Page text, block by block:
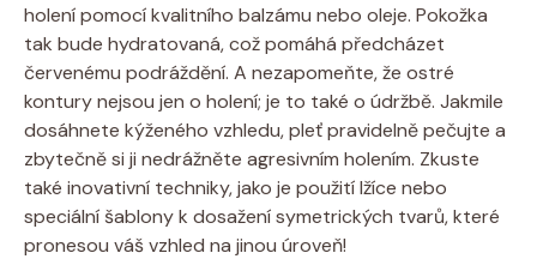
holení pomocí kvalitního balzámu nebo oleje. Pokožka
tak bude hydratovaná, což pomáhá předcházet
červenému podráždění. A nezapomeňte, že ostré
kontury nejsou jen o holení; je to také o údržbě. Jakmile
dosáhnete kýženého vzhledu, pleť pravidelně pečujte a
zbytečně si ji nedrážněte agresivním holením. Zkuste
také inovativní techniky, jako je použití lžíce nebo
speciální šablony k dosažení symetrických tvarů, které
pronesou váš vzhled na jinou úroveň!